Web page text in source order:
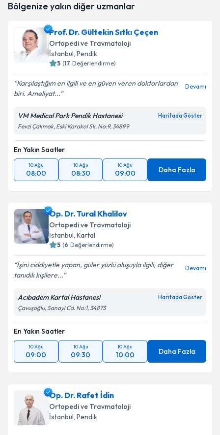
oluşturun. Size bu uzmandan randevu almanız için bir
E-posta Adresiniz
Kişisel verilerimin işlenmesine ilişkinAydınlatma
Metni
Bölgenize yakın diğer uzmanlar
Prof. Dr. Gültekin Sıtkı Çeçen
Ortopedi ve Travmatoloji
İstanbul, Pendik
5 (17 Değerlendirme)
Karşılaştığım en ilgili ve en güven veren doktorlardan
biri. Ameliyat...
Devamı
VM Medical Park Pendik Hastanesi Haritada Göster
Fevzi Çakmak, Eski Karakol Sk. No:9, 34899
En Yakın Saatler
10 Ağu
08:00
10 Ağu
08:30
10 Ağu
09:00 Daha Fazla
Op. Dr. Tural Khalilov
Ortopedi ve Travmatoloji
İstanbul, Kartal
5 (6 Değerlendirme)
İşini ciddiyetle yapan, güler yüzlü oluşuyla ilgili, diğer
tanıdık kişilere...
Devamı
Acıbadem Kartal Hastanesi Haritada Göster
Çavuşoğlu, Sanayi Cd. No:1, 34873
En Yakın Saatler
10 Ağu
09:00
10 Ağu
09:30
10 Ağu
10:00 Daha Fazla
Op. Dr. Rafet İdin
Ortopedi ve Travmatoloji
İstanbul, Pendik